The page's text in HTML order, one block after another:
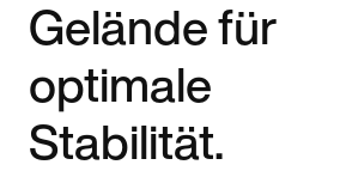
Gelände für
optimale
Stabilität.